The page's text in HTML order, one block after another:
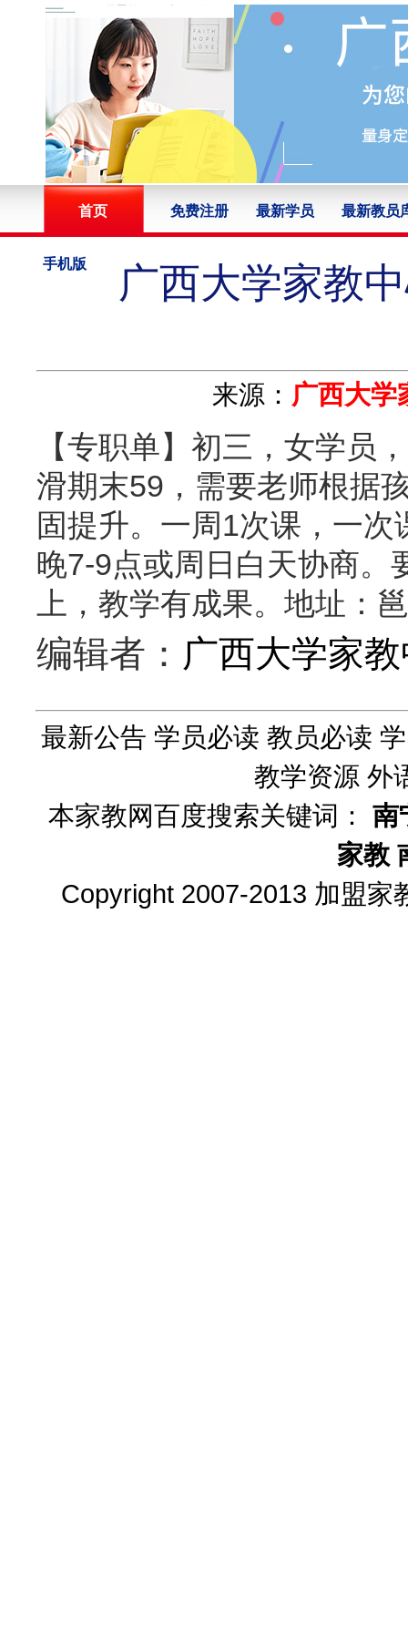
首页 免费注册 最新学员 最新教员
手机版 广西大学家教
来源： 广西大学
【专职单】初三，女学员
滑期末59，需要老师根据
固提升。一周1次课，一
晚7-9点或周日白天协商。
上，教学有成果。地址：
编辑者： 广西大学家
最新公告 学员必读 教员必读
教学资源 外
本家教网百度搜索关键词：南
家教
Copyright 2007-2013 加盟家